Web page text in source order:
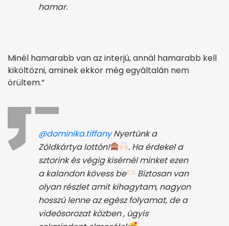
hamar.
Minél hamarabb van az interjú, annál hamarabb kell
kiköltözni, aminek ekkor még egyáltalán nem
örültem.”
@dominika.tiffanyNyertünk a
Zöldkártya lottón!
. Ha érdekel a
sztorink és végig kisérnél minket ezen
a kalandon kövess be
Biztosan van
olyan részlet amit kihagytam, nagyon
hosszú lenne az egész folyamat, de a
videósorozat közben , úgyis